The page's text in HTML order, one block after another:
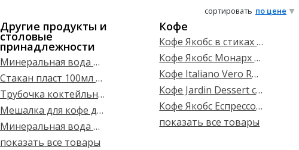
сортировать по цене
Другие продукты и
столовые
принадлежности
Минеральная вода Карпатська джерельна б/газ 1л
Стакан пласт 100мл 100шт
Трубочка коктейльная 200шт
Мешалка для кофе дерев 800шт
Минеральная вода Моршинская 0,75л б/газ
показать все товары
Кофе
Кофе Якобс в стиках 3в1 24шт
Кофе Якобс Монарх 230гМОЛОТЫЙ ПАКЕТ
Кофе Italiano Vero Roma в зернах 1кг
Кофе Jardin Dessert cup в зернах 250г
Кофе Якобс Еспрессо 230гр в зернах
показать все товары